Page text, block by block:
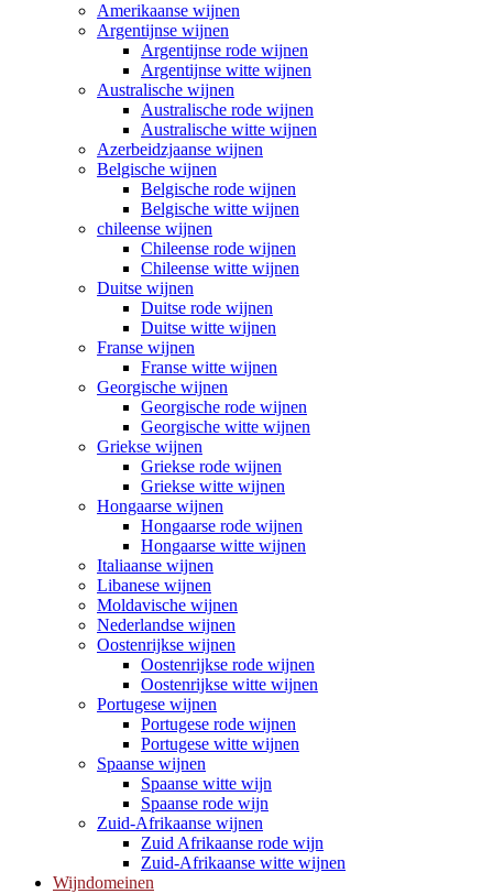
Amerikaanse wijnen
Argentijnse wijnen
Argentijnse rode wijnen
Argentijnse witte wijnen
Australische wijnen
Australische rode wijnen
Australische witte wijnen
Azerbeidzjaanse wijnen
Belgische wijnen
Belgische rode wijnen
Belgische witte wijnen
chileense wijnen
Chileense rode wijnen
Chileense witte wijnen
Duitse wijnen
Duitse rode wijnen
Duitse witte wijnen
Franse wijnen
Franse witte wijnen
Georgische wijnen
Georgische rode wijnen
Georgische witte wijnen
Griekse wijnen
Griekse rode wijnen
Griekse witte wijnen
Hongaarse wijnen
Hongaarse rode wijnen
Hongaarse witte wijnen
Italiaanse wijnen
Libanese wijnen
Moldavische wijnen
Nederlandse wijnen
Oostenrijkse wijnen
Oostenrijkse rode wijnen
Oostenrijkse witte wijnen
Portugese wijnen
Portugese rode wijnen
Portugese witte wijnen
Spaanse wijnen
Spaanse witte wijn
Spaanse rode wijn
Zuid-Afrikaanse wijnen
Zuid Afrikaanse rode wijn
Zuid-Afrikaanse witte wijnen
Wijndomeinen